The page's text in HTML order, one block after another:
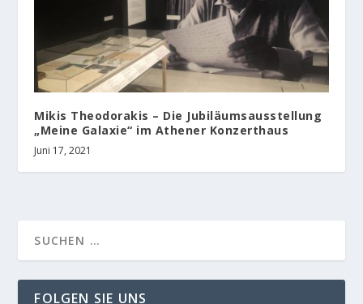
Mikis Theodorakis – Die Jubiläumsausstellung
„Meine Galaxie“ im Athener Konzerthaus
Juni 17, 2021
FOLGEN SIE UNS